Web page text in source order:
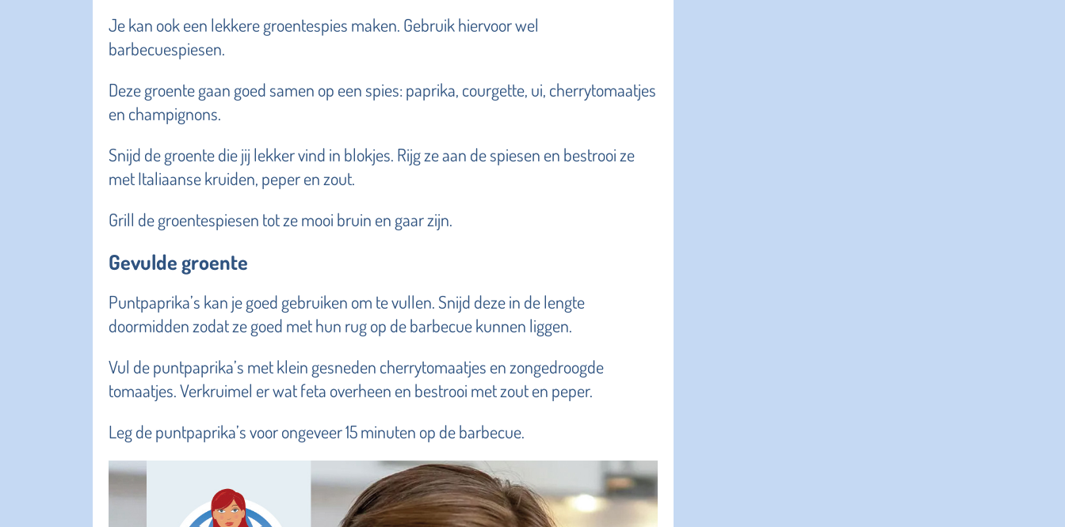
Je kan ook een lekkere groentespies maken. Gebruik hiervoor wel
barbecuespiesen.
Deze groente gaan goed samen op een spies: paprika, courgette, ui, cherrytomaatjes
en champignons.
Snijd de groente die jij lekker vind in blokjes. Rijg ze aan de spiesen en bestrooi ze
met Italiaanse kruiden, peper en zout.
Grill de groentespiesen tot ze mooi bruin en gaar zijn.
Gevulde groente
Puntpaprika’s kan je goed gebruiken om te vullen. Snijd deze in de lengte
doormidden zodat ze goed met hun rug op de barbecue kunnen liggen.
Vul de puntpaprika’s met klein gesneden cherrytomaatjes en zongedroogde
tomaatjes. Verkruimel er wat feta overheen en bestrooi met zout en peper.
Leg de puntpaprika’s voor ongeveer 15 minuten op de barbecue.